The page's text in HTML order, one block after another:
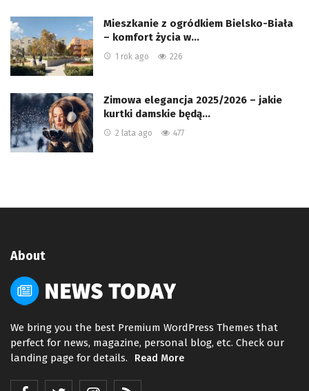
Mieszkanie z ogródkiem Bielsko-Biała
– komfort życia w…
1 rok ago 226
Zimowa elegancja 2025/2026 – jakie
kurtki damskie będą…
2 lata ago 477
About
We bring you the best Premium WordPress Themes that
perfect for news, magazine, personal blog, etc. Check our
landing page for details.
Read More